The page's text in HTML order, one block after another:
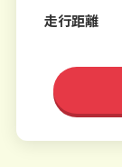
走行距離